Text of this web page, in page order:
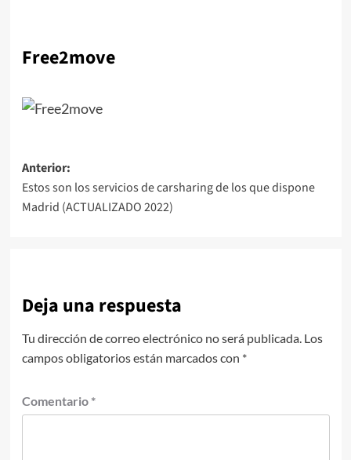
Free2move
Navegación
de
entradas
Anterior:
Estos son los servicios de carsharing de los que dispone
Madrid (ACTUALIZADO 2022)
Deja una respuesta
Tu dirección de correo electrónico no será publicada. Los
campos obligatorios están marcados con *
Comentario *